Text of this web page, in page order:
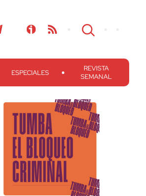
ESPECIALES
REVISTA
SEMANAL